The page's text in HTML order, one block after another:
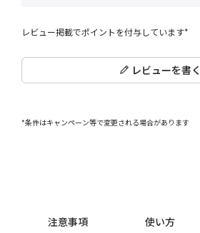
レビュー掲載でポイントを付与しています*
レビューを書く
*条件はキャンペーン等で変更される場合があります
注意事項 使い方